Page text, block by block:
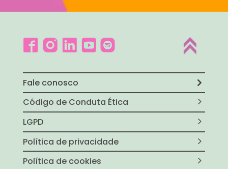
Fale conosco
Código de Conduta Ética
LGPD
Política de privacidade
Política de cookies